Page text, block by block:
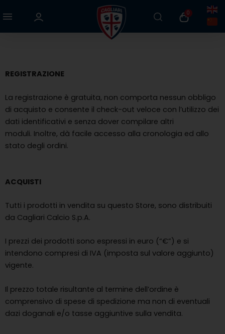
al
0
REGISTRAZIONE
La registrazione è gratuita, non comporta nessun obbligo
di acquisto e consente il check-out veloce con l’utilizzo dei
dati identificativi e senza dover compilare altri
moduli. Inoltre, dà facile accesso alla cronologia ed allo
stato degli ordini.
ACQUISTI
Tutti i prodotti in vendita su questo Store, sono distribuiti
da Cagliari Calcio S.p.A.
I prezzi dei prodotti sono espressi in euro (“€”) e si
intendono compresi di IVA (imposta sul valore aggiunto)
vigente.
Il prezzo totale risultante al termine dell’ordine è
comprensivo di spese di spedizione ma non di eventuali
dazi doganali e/o tasse aggiuntive sulla vendita.